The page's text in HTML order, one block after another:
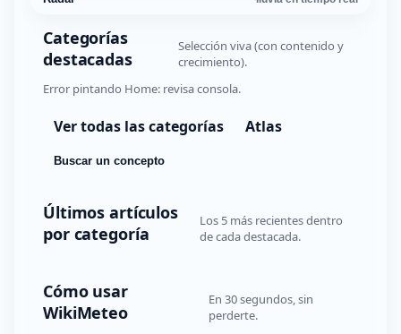
Categorías
destacadas
Selección viva (con contenido y
crecimiento).
Error pintando Home: revisa consola.
Ver todas las categorías Atlas
Buscar un concepto
Últimos artículos
por categoría
Los 5 más recientes dentro
de cada destacada.
Cómo usar
WikiMeteo
En 30 segundos, sin
perderte.